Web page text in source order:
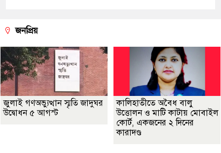
জনপ্রিয়
জুলাই গণঅভ্যুত্থান স্মৃতি জাদুঘর
উদ্বোধন ৫ আগস্ট
কালিহাতীতে অবৈধ বালু
উত্তোলন ও মাটি কাটায় মোবাইল
কোর্ট, একজনের ২ দিনের
কারাদণ্ড